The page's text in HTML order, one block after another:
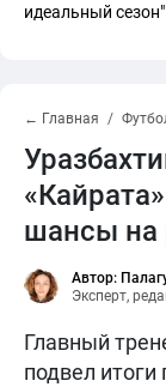
идеальный сезон"
← Главная
шансы на
Автор:
Эксперт,
Главный
подвел итоги